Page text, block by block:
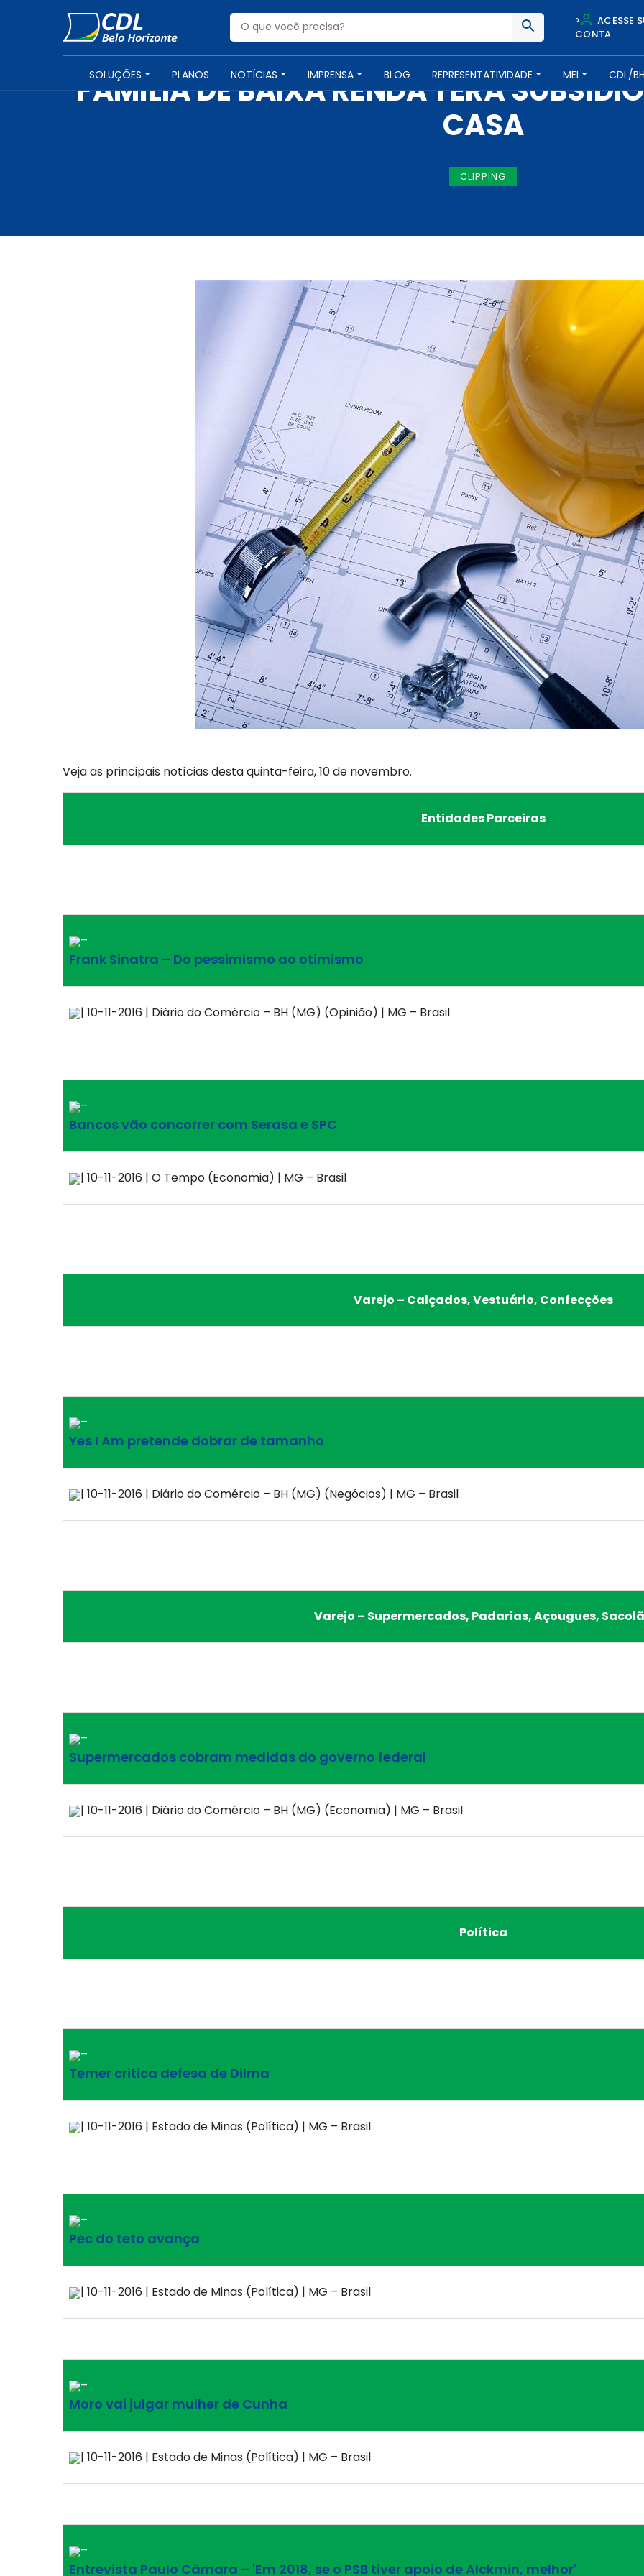
>
ACESSE
CONTA
SOLUÇÕES PLANOS NOTÍCIAS IMPRENSA BLOG REPRESENTATIVIDADE MEI CDL/
IMPRENSA -10 DE NOVEMBRO DE 2016
FAMÍLIA DE BAIXA RENDA TERÁ
CASA
CLIPPING
Veja as principais notícias desta quinta-feira, 10 de novembro.
Entidades Parceiras
–
Frank Sinatra – Do pessimismo ao otimismo
| 10-11-2016 | Diário do Comércio – BH (MG) (Opinião) | MG – Brasil
–
Bancos vão concorrer com Serasa e SPC
| 10-11-2016 | O Tempo (Economia) | MG – Brasil
Varejo – Calçados, Vestuário, Confecções
–
Yes I Am pretende dobrar de tamanho
| 10-11-2016 | Diário do Comércio – BH (MG) (Negócios) | MG – Brasil
Varejo – Supermercados, Padarias, Açougues,
–
Supermercados cobram medidas do governo federal
| 10-11-2016 | Diário do Comércio – BH (MG) (Economia) | MG – Brasil
Política
–
Temer critica defesa de Dilma
| 10-11-2016 | Estado de Minas (Política) | MG – Brasil
–
Pec do teto avança
| 10-11-2016 | Estado de Minas (Política) | MG – Brasil
–
Moro vai julgar mulher de Cunha
| 10-11-2016 | Estado de Minas (Política) | MG – Brasil
–
Entrevista Paulo Câmara – 'Em 2018, se o PSB tiver apoio de Alckmin, melhor'